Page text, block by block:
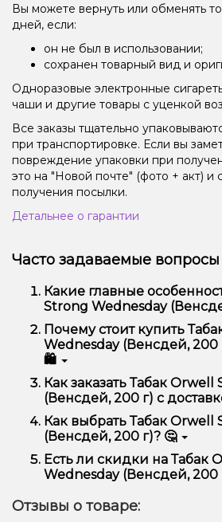
Вы можете вернуть или обменять
дней, если:
он не был в использовании;
сохранен товарный вид и
Одноразовые электронные
чаши и другие товары с уценкой
Все заказы тщательно
при транспортировке. Если вы
повреждение упаковки при
это на "Новой почте" (фото + акт) и
получения посылки.
Детальнее о гарантии
Часто задаваемые вопросы
Какие главные
Strong Wednesday
Табак Orwell Strong
отличается высоким
использования и
Почему стоит купить
Wednesday (Венсдей, 200
🛍️
Мы предлагаем только
широкий ассортимент,
доставку. Кроме того, у нас
скидки для клиентов!
Как заказать Табак
(Венсдей, 200 г) с
Оформить заказ можно в
Добавьте Табак Orwell
(Венсдей, 200 г) в
Перейдите к оформлению
доставки.
Подтвердите заказ – мы
Как выбрать Табак Orwell
(Венсдей, 200 г)? 🤔
Выбор зависит от ваших
если это кальян, учитывайте
чаши, если вейп – мощность и
Есть ли скидки на Табак
Wednesday (Венсдей, 200
специальные предложения.
Отзывы о товаре: